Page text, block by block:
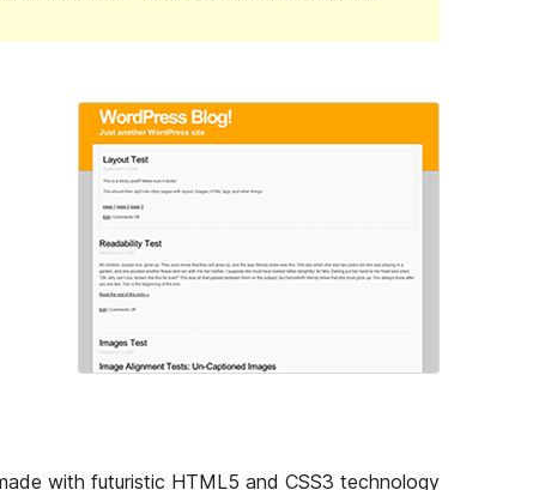
with futuristic HTML5 and CSS3 technology